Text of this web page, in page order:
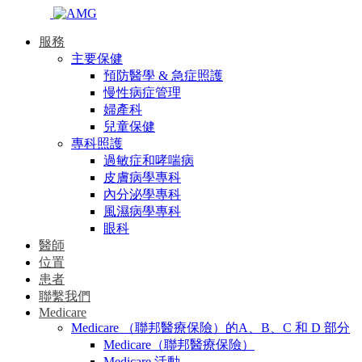
服務
主要保健
預防醫學 & 急症照護
慢性病症管理
婦產科
兒童保健
專科照護
過敏症和哮喘病
皮膚病學專科
內分泌學專科
風濕病學專科
眼科
醫師
位置
患者
聯繫我們
Medicare
Medicare （聯邦醫療保險）的A、B、C 和 D 部分
Medicare（聯邦醫療保險）